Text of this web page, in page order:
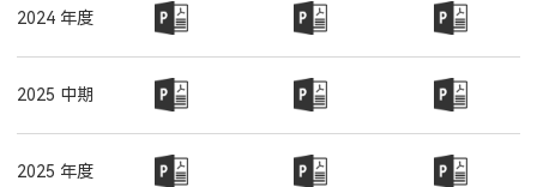
2024 年度
2025 中期
2025 年度